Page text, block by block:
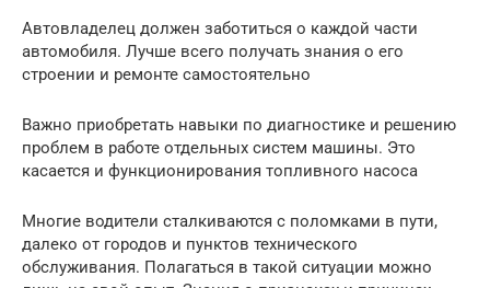
Автовладелец должен заботиться о каждой части
автомобиля. Лучше всего получать знания о его
строении и ремонте самостоятельно
Важно приобретать навыки по диагностике и решению
проблем в работе отдельных систем машины. Это
касается и функционирования топливного насоса
Многие водители сталкиваются с поломками в пути,
далеко от городов и пунктов технического
обслуживания. Полагаться в такой ситуации можно